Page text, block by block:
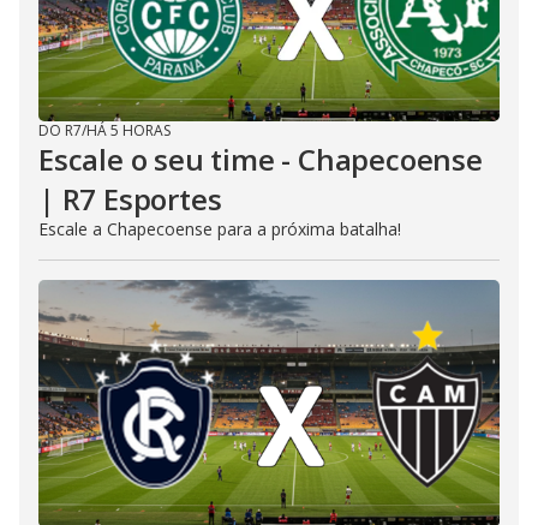
DO R7/HÁ 5 HORAS
Escale o seu time - Chapecoense
| R7 Esportes
Escale a Chapecoense para a próxima batalha!